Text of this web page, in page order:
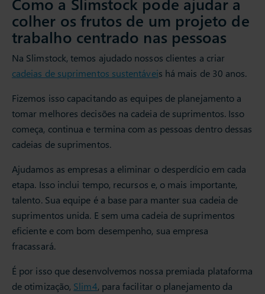
colher os frutos de um projeto de
trabalho centrado nas pessoas
Na Slimstock, temos ajudado nossos clientes a criar
cadeias de suprimentos sustentáveis há mais de 30 anos.
Fizemos isso capacitando as equipes de planejamento a
tomar melhores decisões na cadeia de suprimentos. Isso
começa, continua e termina com as pessoas dentro dessas
cadeias de suprimentos.
Ajudamos as empresas a eliminar o desperdício em cada
etapa. Isso inclui tempo, recursos e, o mais importante,
talento. Sua equipe é a base para manter sua cadeia de
suprimentos unida. E sem uma cadeia de suprimentos
eficiente e com bom desempenho, sua empresa
fracassará.
É por isso que desenvolvemos nossa premiada plataforma
de otimização, Slim4, para facilitar o planejamento da